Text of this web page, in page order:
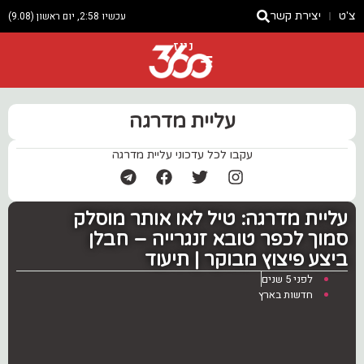
צ'ט יצירת קשר עכשיו 2:58, יום ראשון (9.08)
ניוז
עליית מדרגה
עקבו לכל עדכוני עליית מדרגה
עליית מדרגה: טיל לאו אותר מוסלק
סמוך לכפר טובא זנגרייה – חבלן
ביצע פיצוץ מבוקר | תיעוד
לפני 5 שנים
חדשות בארץ